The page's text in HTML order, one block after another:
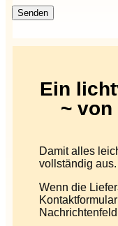
Ein
~ von
Damit alles
vollständig aus.
Wenn die